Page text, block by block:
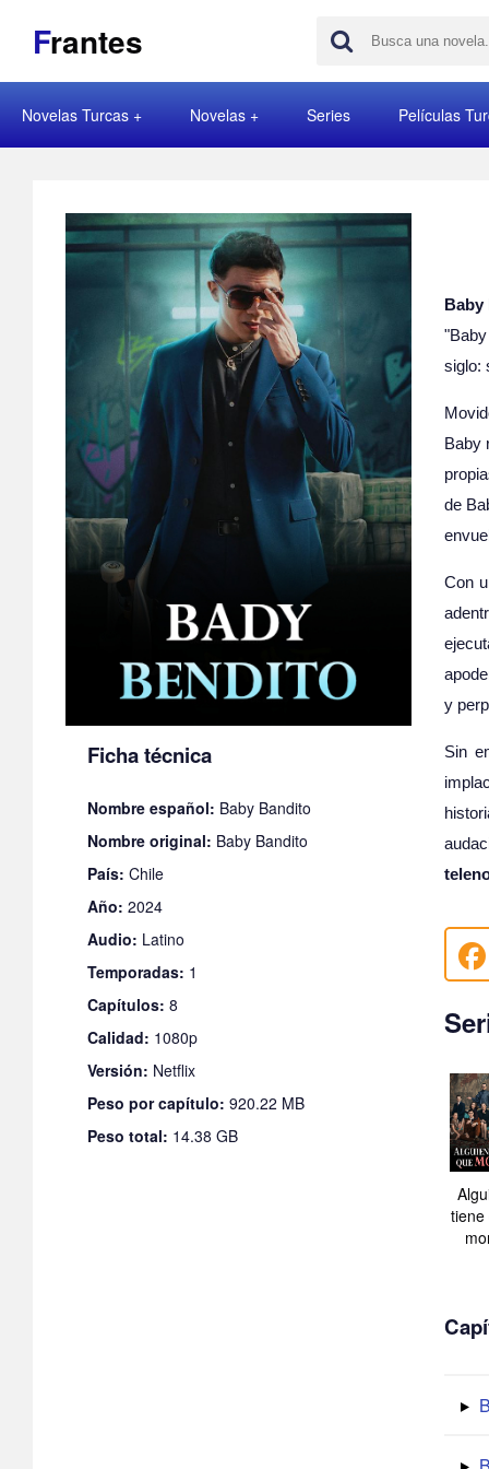
Frantes
Novelas Turcas Novelas Series Películas
Ficha técnica
Nombre español: Baby Bandito
Nombre original: Baby Bandito
País: Chile
Año: 2024
Audio: Latino
Temporadas: 1
Capítulos: 8
Calidad: 1080p
Versión: Netflix
Peso por capítulo: 920.22 MB
Peso total: 14.38 GB
Baby
siglo:
Baby
de
Con
y
Sin
tiene